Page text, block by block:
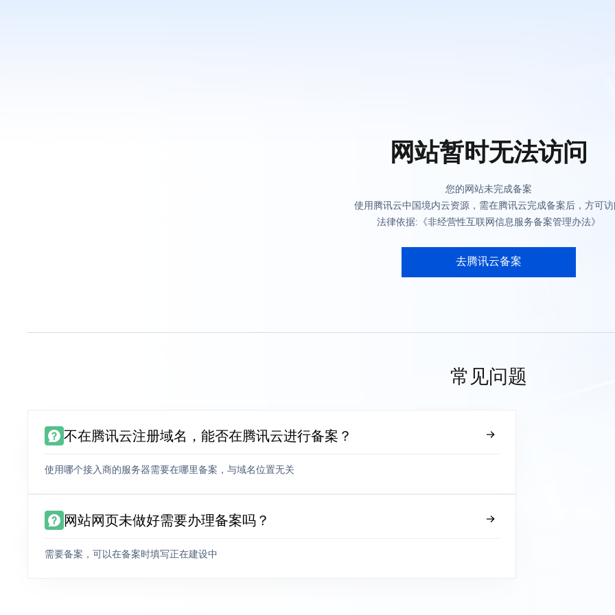
网站暂时无法访问
您的网站未完成备案
使用腾讯云中国境内云资源，需在腾讯云完成备案后，方可
法律依据:《非经营性互联网信息服务备案管理办法》
去腾讯云备案
常见问题
不在腾讯云注册域名，能否在腾讯云进行备案？
使用哪个接入商的服务器需要在哪里备案，与域名位置无关
网站网页未做好需要办理备案吗？
需要备案，可以在备案时填写正在建设中